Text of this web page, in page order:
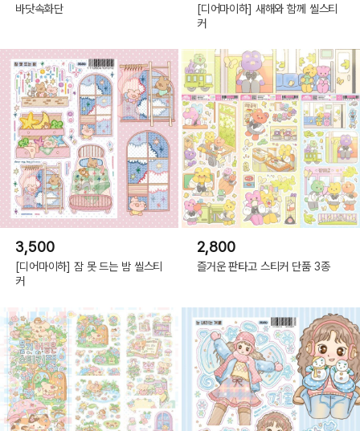
바닷속화단
[디어마이하] 새해와 함께 씰스티
커
3,500
[디어마이하] 잠 못 드는 밤 씰스티
커
2,800
즐거운 판타고 스티커 단품 3종